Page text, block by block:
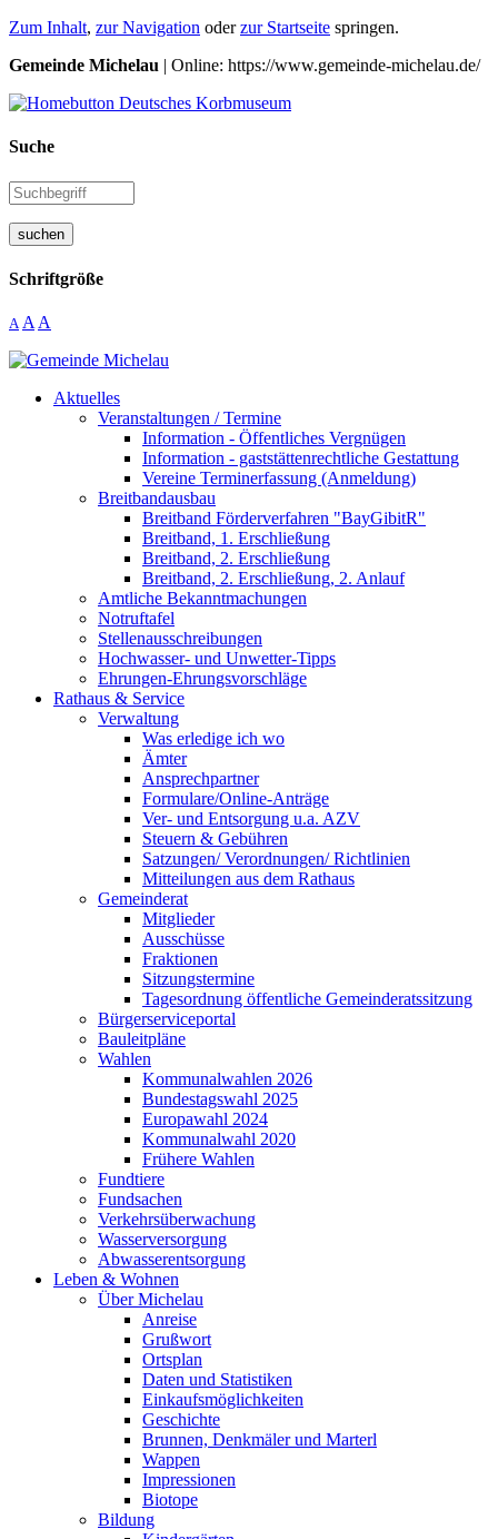
Zum Inhalt, zur Navigation oderzur Startseite springen.
Gemeinde Michelau | Online: https://www.gemeinde-michelau.de/
Suche
suchen
Schriftgröße
A A A
Aktuelles
Veranstaltungen / Termine
Information - Öffentliches Vergnügen
Information - gaststättenrechtliche Gestattung
Vereine Terminerfassung (Anmeldung)
Breitbandausbau
Breitband Förderverfahren "BayGibitR"
Breitband, 1. Erschließung
Breitband, 2. Erschließung
Breitband, 2. Erschließung, 2. Anlauf
Amtliche Bekanntmachungen
Notruftafel
Stellenausschreibungen
Hochwasser- und Unwetter-Tipps
Ehrungen-Ehrungsvorschläge
Rathaus & Service
Verwaltung
Was erledige ich wo
Ämter
Ansprechpartner
Formulare/Online-Anträge
Ver- und Entsorgung u.a. AZV
Steuern & Gebühren
Satzungen/ Verordnungen/ Richtlinien
Mitteilungen aus dem Rathaus
Gemeinderat
Mitglieder
Ausschüsse
Fraktionen
Sitzungstermine
Tagesordnung öffentliche Gemeinderatssitzung
Bürgerserviceportal
Bauleitpläne
Wahlen
Kommunalwahlen 2026
Bundestagswahl 2025
Europawahl 2024
Kommunalwahl 2020
Frühere Wahlen
Fundtiere
Fundsachen
Verkehrsüberwachung
Wasserversorgung
Abwasserentsorgung
Leben & Wohnen
Über Michelau
Anreise
Grußwort
Ortsplan
Daten und Statistiken
Einkaufsmöglichkeiten
Geschichte
Brunnen, Denkmäler und Marterl
Wappen
Impressionen
Biotope
Bildung